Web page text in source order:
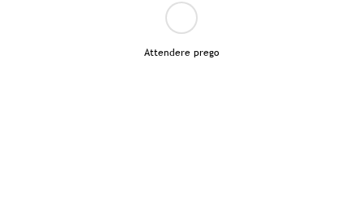
Attendere prego